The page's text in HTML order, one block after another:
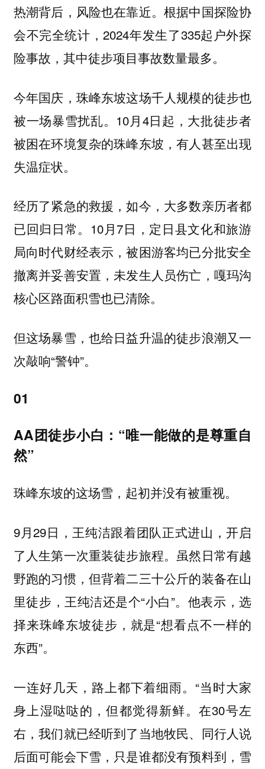
热潮背后，风险也在靠近。根据中国探险协
会不完全统计，2024年发生了335起户外探
险事故，其中徒步项目事故数量最多。
今年国庆，珠峰东坡这场千人规模的徒步也
被一场暴雪扰乱。10月4日起，大批徒步者
被困在环境复杂的珠峰东坡，有人甚至出现
失温症状。
经历了紧急的救援，如今，大多数亲历者都
已回归日常。10月7日，定日县文化和旅游
局向时代财经表示，被困游客均已分批安全
撤离并妥善安置，未发生人员伤亡，嘎玛沟
核心区路面积雪也已清除。
但这场暴雪，也给日益升温的徒步浪潮又一
次敲响“警钟”。
01
AA团徒步小白：“唯一能做的是尊重自
然”
珠峰东坡的这场雪，起初并没有被重视。
9月29日，王纯洁跟着团队正式进山，开启
了人生第一次重装徒步旅程。虽然日常有越
野跑的习惯，但背着二三十公斤的装备在山
里徒步，王纯洁还是个“小白”。他表示，选
择来珠峰东坡徒步，就是“想看点不一样的
东西”。
一连好几天，路上都下着细雨。“当时大家
身上湿哒哒的，但都觉得新鲜。在30号左
右，我们就已经听到了当地牧民、同行人说
后面可能会下雪，只是谁都没有预料到，雪